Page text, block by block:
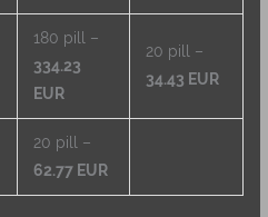
180 pill –
334.23
EUR
20 pill –
34.43 EUR
20 pill –
62.77 EUR